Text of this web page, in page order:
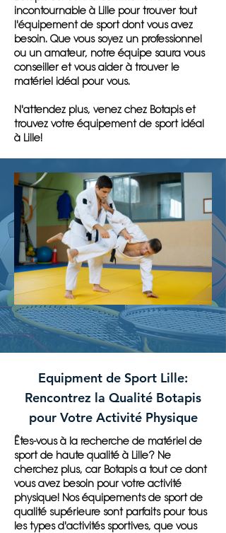
incontournable à Lille pour trouver tout
l'équipement de sport dont vous avez
besoin. Que vous soyez un professionnel
ou un amateur, notre équipe saura vous
conseiller et vous aider à trouver le
matériel idéal pour vous.
N'attendez plus, venez chez Botapis et
trouvez votre équipement de sport idéal
à Lille!
Equipment de Sport Lille:
Rencontrez la Qualité Botapis
pour Votre Activité Physique
Êtes-vous à la recherche de matériel de
sport de haute qualité à Lille? Ne
cherchez plus, car Botapis a tout ce dont
vous avez besoin pour votre activité
physique! Nos équipements de sport de
qualité supérieure sont parfaits pour tous
les types d'activités sportives, que vous